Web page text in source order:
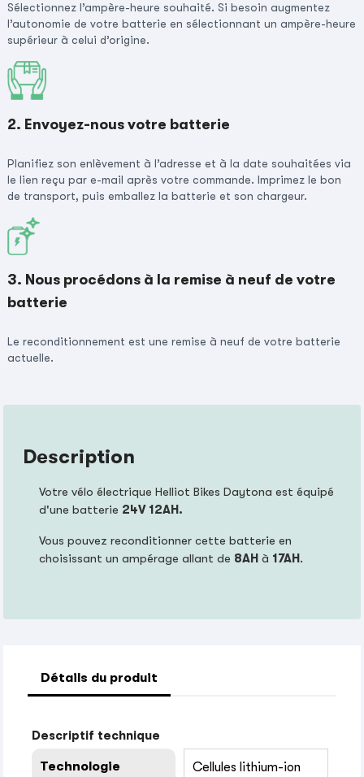
Sélectionnez l’ampère-heure souhaité. Si besoin augmentez
l’autonomie de votre batterie en sélectionnant un ampère-heure
supérieur à celui d’origine.
2. Envoyez-nous votre batterie
Planifiez son enlèvement à l’adresse et à la date souhaitées via
le lien reçu par e-mail après votre commande. Imprimez le bon
de transport, puis emballez la batterie et son chargeur.
3. Nous procédons à la remise à neuf de votre
batterie
Le reconditionnement est une remise à neuf de votre batterie
actuelle.
Description
Votre vélo électrique Helliot Bikes Daytona est équipé
d'une batterie 24V 12AH.
Vous pouvez reconditionner cette batterie en
choisissant un ampérage allant de 8AH à 17AH.
Détails du produit
Descriptif technique
Technologie Cellules lithium-ion